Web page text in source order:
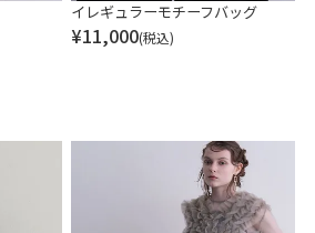
イレギュラーモチーフバッグ
¥11,000(税込)